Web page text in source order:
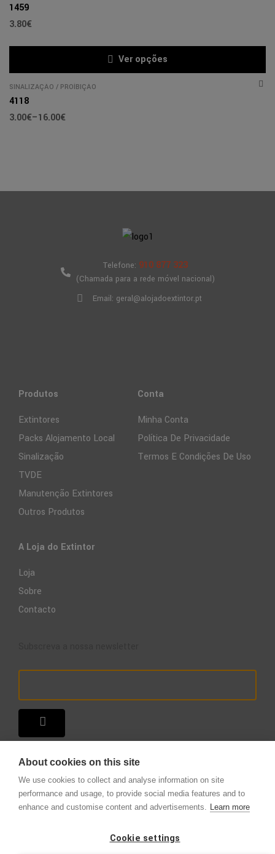
1459
3.80€
Ver opções
SINALIZAÇÃO / PROÍBIÇÃO
4118
3.00€–16.00€
Telefone: 910 877 323
(Chamada para a rede móvel nacional)
Email: geral@alojadoextintor.pt
Produtos
Extintores
Packs Alojamento Local
Sinalização
TVDE
Manutenção Extintores
Outros Produtos
Conta
Minha Conta
Política De Privacidade
Termos E Condições De Uso
A Loja do Extintor
Loja
Sobre
Contacto
Copyright © 2025 – A Loja do Extintor .Todos os direitos reservados.
About cookies on this site
We use cookies to collect and analyse information on site
performance and usage, to provide social media features and to
enhance and customise content and advertisements. Learn more
Cookie settings